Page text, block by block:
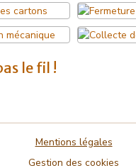
le fil !
Mentions légales
Gestion des cookies